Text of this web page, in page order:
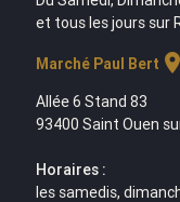
et tous les jours sur
Marché Paul Bert location_on
Allée 6 Stand 83
93400 Saint Ouen
Horaires :
les samedis,